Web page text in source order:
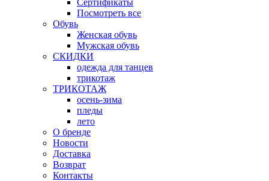
Посмотреть все
Обувь
Женская обувь
Мужская обувь
СКИДКИ
одежда для танцев
трикотаж
ТРИКОТАЖ
осень-зима
пледы
лето
О бренде
Новости
Доставка
Возврат
Контакты